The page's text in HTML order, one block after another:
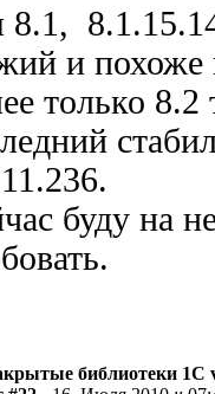
8.1,
и похоже
только 8.2
буду на
библиотеки 1С